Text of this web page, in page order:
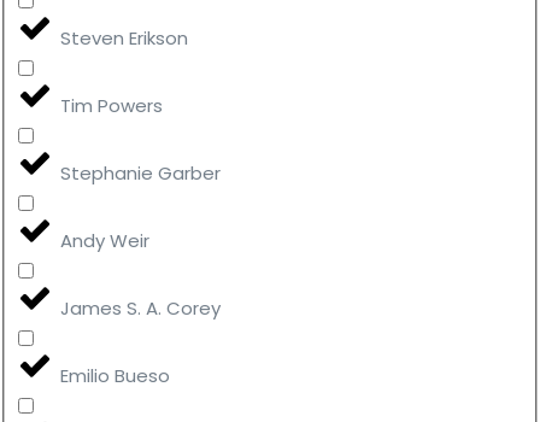
Steven Erikson
Tim Powers
Stephanie Garber
Andy Weir
James S. A. Corey
Emilio Bueso